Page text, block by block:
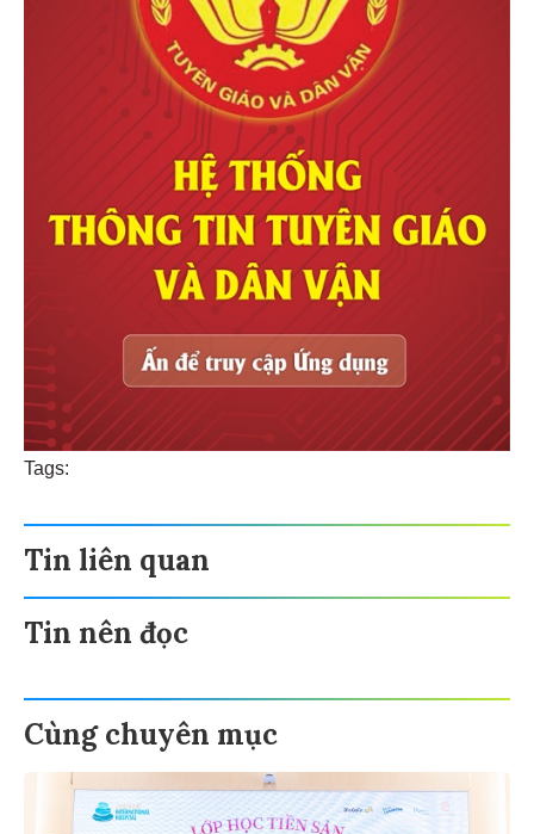
Tags:
Tin liên quan
Tin nên đọc
Cùng chuyên mục